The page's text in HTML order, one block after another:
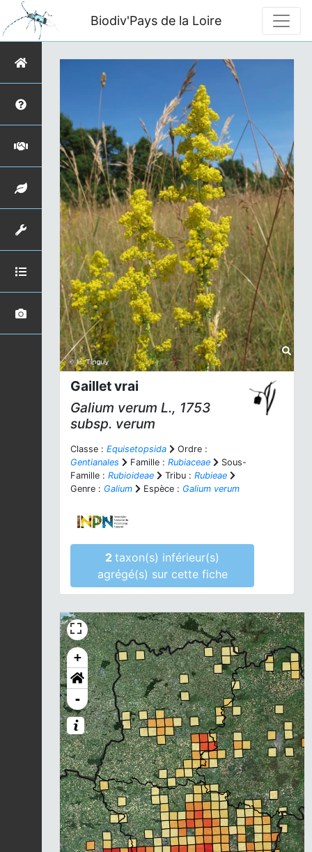
Biodiv'Pays de la Loire
Gaillet vrai
Galium verum L., 1753
subsp. verum
Classe : Equisetopsida
Ordre :
Gentianales
Famille : Rubiaceae
Sous-
Famille : Rubioideae Tribu : Rubieae
Genre : Galium Espèce : Galium verum
2taxon(s) inférieur(s)
agrégé(s) sur cette fiche
+
-